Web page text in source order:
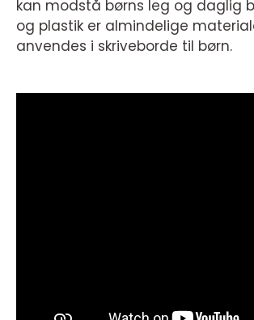
kan modstå børns leg og daglig
og plastik er almindelige
anvendes i skriveborde til børn.